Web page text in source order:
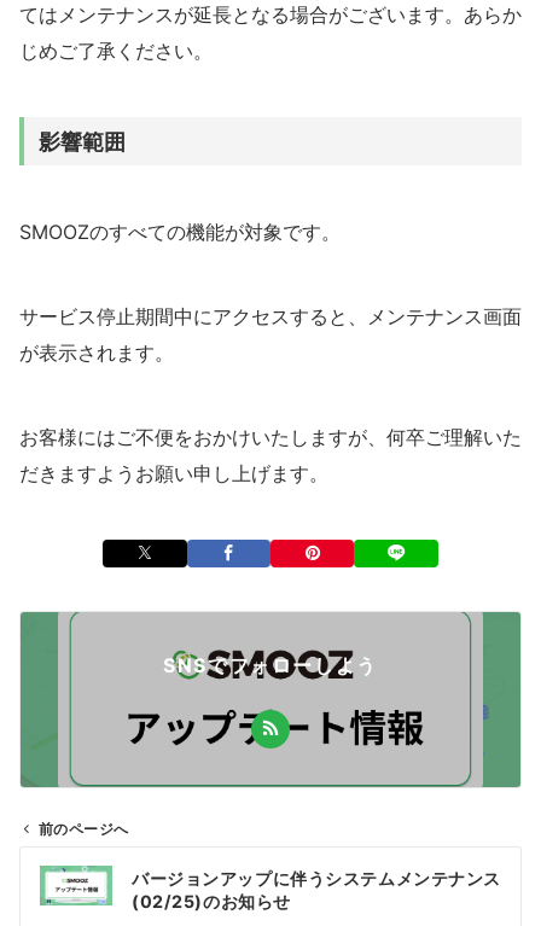
てはメンテナンスが延長となる場合がございます。あらか
じめご了承ください。
影響範囲
SMOOZのすべての機能が対象です。
サービス停止期間中にアクセスすると、メンテナンス画面
が表示されます。
お客様にはご不便をおかけいたしますが、何卒ご理解いた
だきますようお願い申し上げます。
SNSでフォローしよう
前のページへ
バージョンアップに伴うシステムメンテナンス
(02/25)のお知らせ